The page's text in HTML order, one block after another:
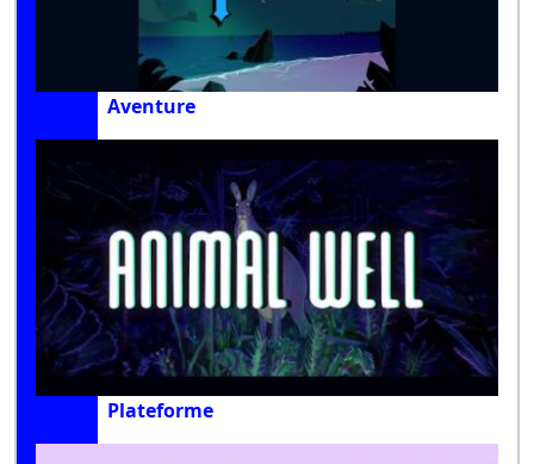
Aventure
Plateforme